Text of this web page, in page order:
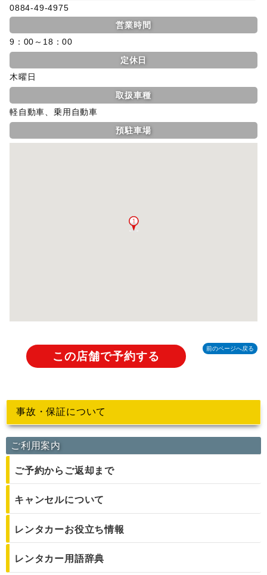
0884-49-4975
営業時間
9：00～18：00
定休日
木曜日
取扱車種
軽自動車、乗用自動車
預駐車場
前のページへ戻る
この店舗で予約する
事故・保証について
ご利用案内
ご予約からご返却まで
キャンセルについて
レンタカーお役立ち情報
レンタカー用語辞典